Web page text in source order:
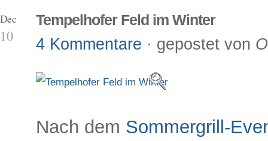
Tempelhofer Feld im Winter
4 Kommentare · gepostet von
Nach dem Sommergrill-